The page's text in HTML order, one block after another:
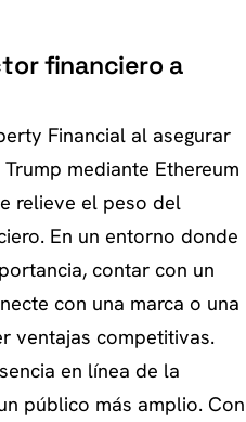
financiero a
Financial al asegurar
mediante Ethereum
relieve el peso del
En un entorno donde
contar con un
con una marca o una
ventajas competitivas.
en línea de la
público más amplio. Con